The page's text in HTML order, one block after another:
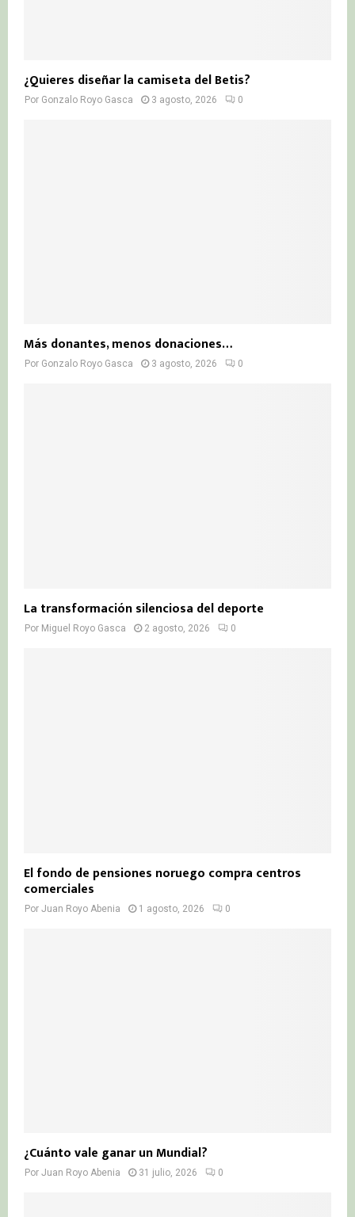
¿Quieres diseñar la camiseta del Betis?
Por Gonzalo Royo Gasca 3 agosto, 2026 0
Más donantes, menos donaciones…
Por Gonzalo Royo Gasca 3 agosto, 2026 0
La transformación silenciosa del deporte
Por Miguel Royo Gasca 2 agosto, 2026 0
El fondo de pensiones noruego compra centros
comerciales
Por Juan Royo Abenia 1 agosto, 2026 0
¿Cuánto vale ganar un Mundial?
Por Juan Royo Abenia 31 julio, 2026 0